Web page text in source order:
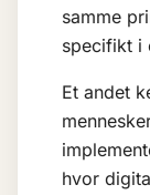
samme
specifikt i
Et andet
hvor